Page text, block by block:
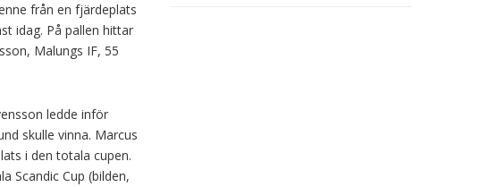
från en fjärdeplats
idag. På pallen hittar
Malungs IF, 55
ledde inför
skulle vinna. Marcus
i den totala cupen.
Scandic Cup (bilden,